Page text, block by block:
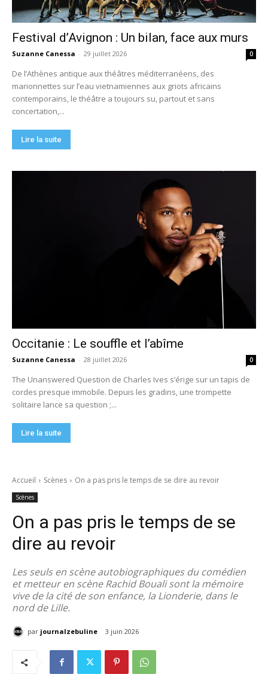
Festival d’Avignon : Un bilan, face aux murs
Suzanne Canessa - 29 juillet 2026 0
De l’Athènes antique aux théâtres méditerranéens, des
marionnettes sur l’eau vietnamiennes aux griots africains
contemporains, le théâtre a toujours su, partout et sans
concertation,...
Lire la suite
Occitanie : Le souffle et l’abîme
Suzanne Canessa - 28 juillet 2026 0
The Unanswered Question de Charles Ives s’érige sur un tapis de
cordes presque immobile. Depuis les gradins, une trompette
solitaire lance sa question ;...
Lire la suite